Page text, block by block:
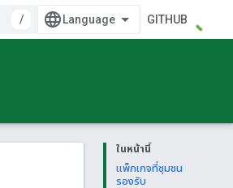
/ GITHUB
ในหน้านี้
แพ็กเกจที่ชุมชน
รองรับ